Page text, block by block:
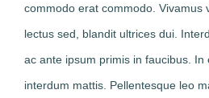
commodo erat commodo. Vivamus
lectus sed, blandit ultrices dui.
ac ante ipsum primis in faucibus. In
interdum mattis. Pellentesque leo